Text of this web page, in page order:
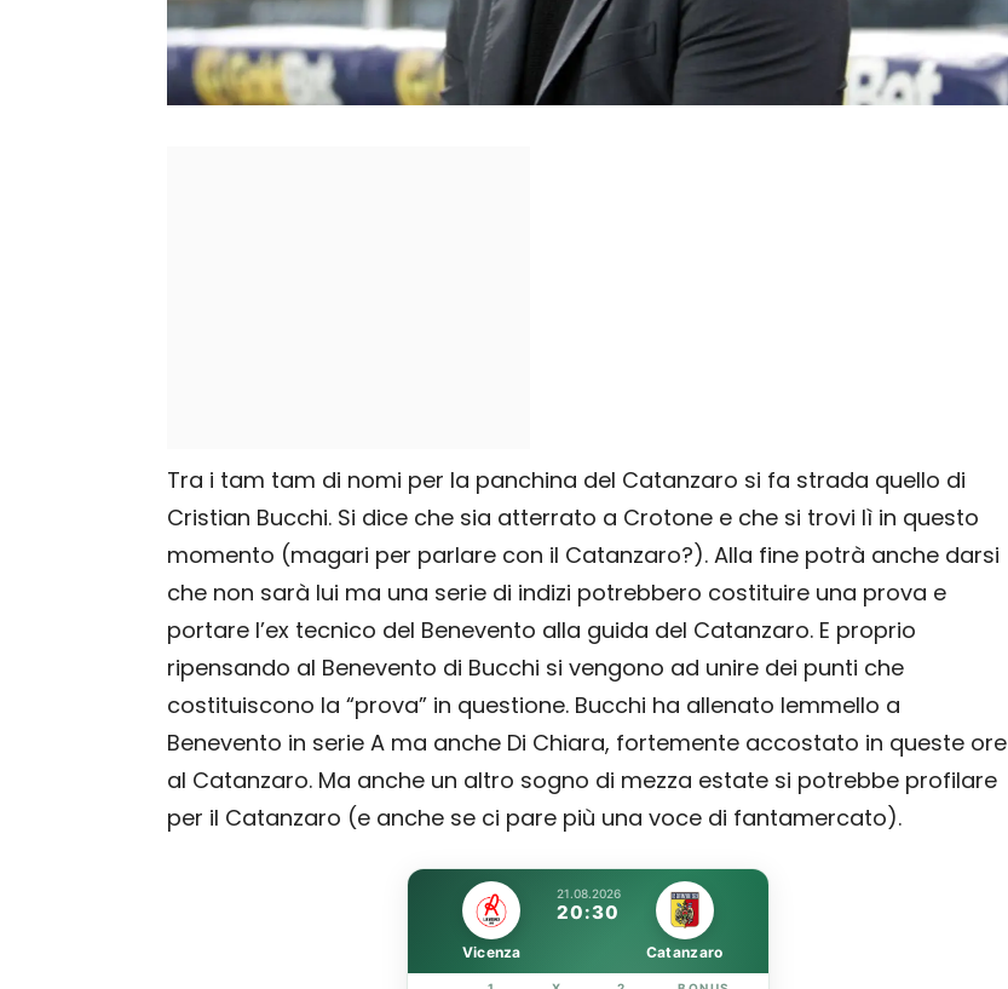
Tra i tam tam di nomi per la panchina del Catanzaro si fa strada quello di
Cristian Bucchi. Si dice che sia atterrato a Crotone e che si trovi lì in questo
momento (magari per parlare con il Catanzaro?). Alla fine potrà anche darsi
che non sarà lui ma una serie di indizi potrebbero costituire una prova e
portare l’ex tecnico del Benevento alla guida del Catanzaro. E proprio
ripensando al Benevento di Bucchi si vengono ad unire dei punti che
costituiscono la “prova” in questione. Bucchi ha allenato Iemmello a
Benevento in serie A ma anche Di Chiara, fortemente accostato in queste ore
al Catanzaro. Ma anche un altro sogno di mezza estate si potrebbe profilare
per il Catanzaro (e anche se ci pare più una voce di fantamercato).
21.08.2026
20:30
Vicenza Catanzaro